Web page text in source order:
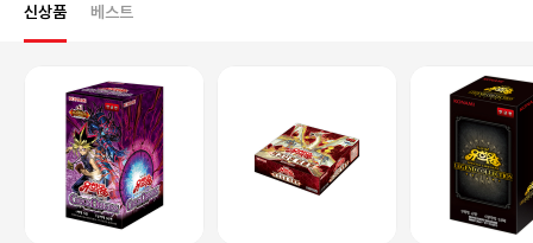
신상품 베스트